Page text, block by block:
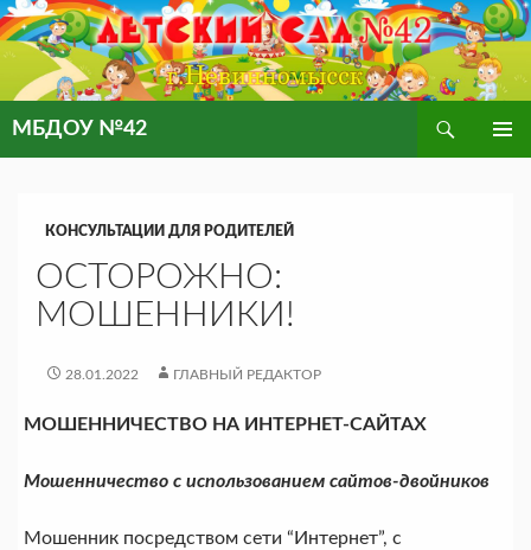
МБДОУ №42
Поиск
КОНСУЛЬТАЦИИ ДЛЯ РОДИТЕЛЕЙ
ОСТОРОЖНО:
МОШЕННИКИ!
28.01.2022 ГЛАВНЫЙ РЕДАКТОР
МОШЕННИЧЕСТВО НА ИНТЕРНЕТ-САЙТАХ
Мошенничество с использованием сайтов-двойников
Мошенник посредством сети “Интернет”, с